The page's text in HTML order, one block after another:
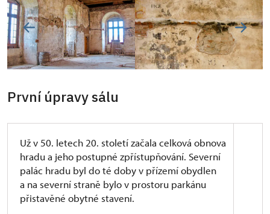
První úpravy sálu
Už v 50. letech 20. století začala celková obnova
hradu a jeho postupné zpřístupňování. Severní
palác hradu byl do té doby v přízemí obydlen
a na severní straně bylo v prostoru parkánu
přistavěné obytné stavení.